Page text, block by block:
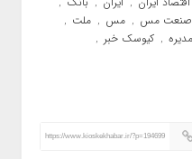
,
,
,
صنعت مس , مس , ملت ,
, کیوسک خبر ,
https://www.kioskekhabar.ir/?p=194699